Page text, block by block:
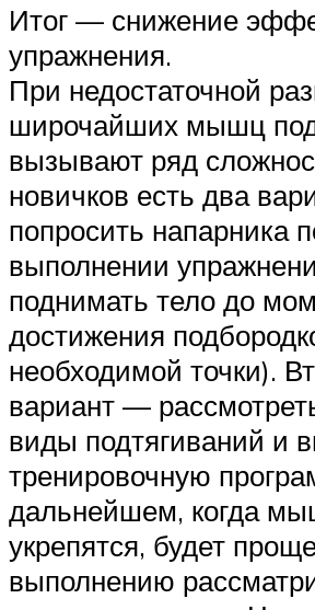
Итог — снижение
упражнения.
При недостаточной
широчайших мышц
вызывают ряд
новичков есть два
попросить напарника
выполнении
поднимать тело до
достижения
необходимой точки).
вариант —
виды подтягиваний и
тренировочную
дальнейшем, когда
укрепятся, будет
выполнению